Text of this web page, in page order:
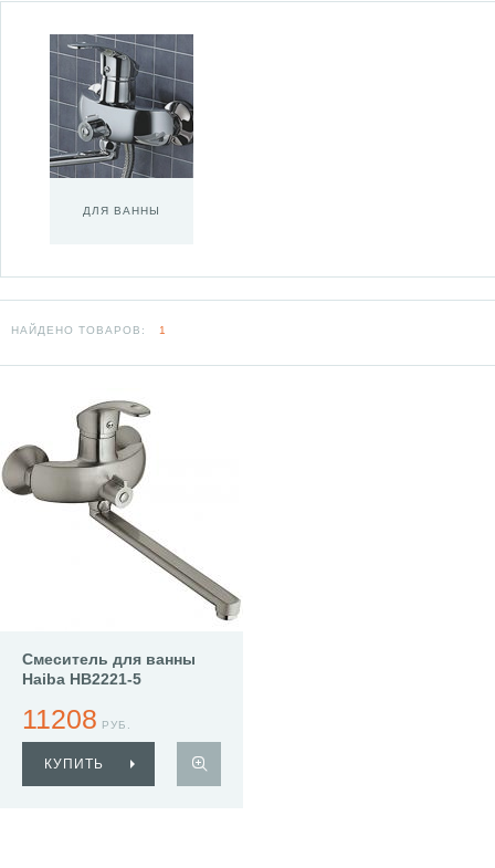
ДЛЯ ВАННЫ
НАЙДЕНО ТОВАРОВ: 1
Смеситель для ванны
Haiba HB2221-5
11208 РУБ.
КУПИТЬ